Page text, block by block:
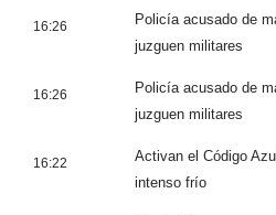
16:26
Policía acusado de
juzguen militares
16:26
Policía acusado de
juzguen militares
16:22
Activan el Código
intenso frío